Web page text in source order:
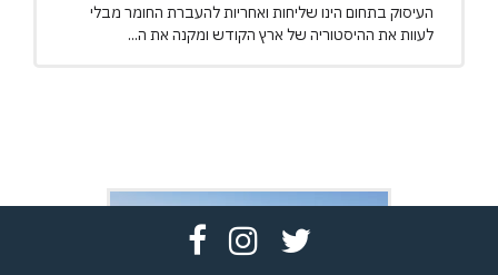
העיסוק בתחום הינו שליחות ואחריות להעברת החומר מבלי
לעוות את ההיסטוריה של ארץ הקודש ומקנה את ה...
פתחפתח